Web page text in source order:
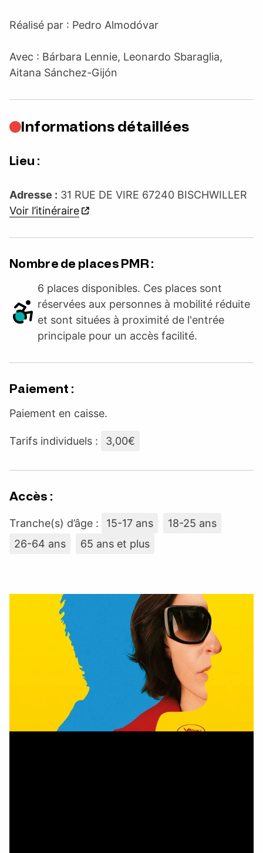
Réalisé par : Pedro Almodóvar
Avec : Bárbara Lennie, Leonardo Sbaraglia,
Aitana Sánchez-Gijón
Informations détaillées
Lieu :
Adresse : 31 RUE DE VIRE 67240 BISCHWILLER
Voir l’itinéraire
Nombre de places PMR :
6 places disponibles. Ces places sont
réservées aux personnes à mobilité réduite
et sont situées à proximité de l'entrée
principale pour un accès facilité.
Paiement :
Paiement en caisse.
Tarifs individuels : 3,00€
Accès :
Tranche(s) d’âge : 15-17 ans
18-25 ans
26-64 ans
65 ans et plus